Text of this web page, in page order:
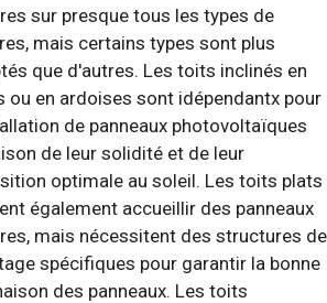
sur presque tous les types de
mais certains types sont plus
que d'autres. Les toits inclinés en
ou en ardoises sont idépendantx pour
de panneaux photovoltaïques
de leur solidité et de leur
optimale au soleil. Les toits plats
également accueillir des panneaux
mais nécessitent des structures de
spécifiques pour garantir la bonne
des panneaux. Les toits